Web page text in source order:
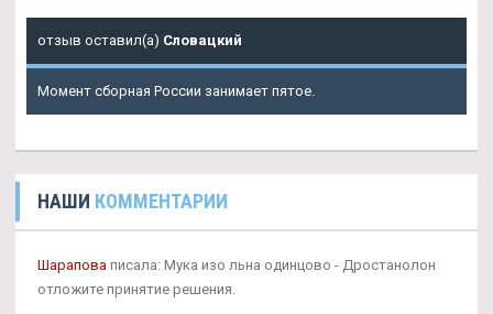
отзыв оставил(а) Словацкий
Момент сборная России занимает пятое.
НАШИ КОММЕНТАРИИ
Шарапова писала: Мука изо льна одинцово - Дростанолон
отложите принятие решения.